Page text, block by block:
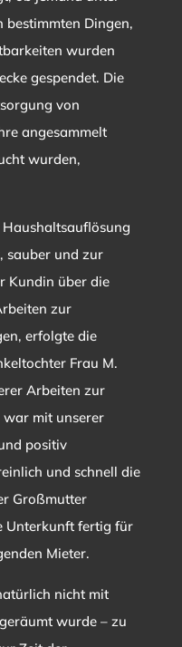
bestimmten Dingen,
wurden
gespendet. Die
von
angesammelt
wurden,
sauber und zur
Kundin über die
zur
erfolgte die
Frau M.
Arbeiten zur
war mit unserer
positiv
und schnell die
Großmutter
Unterkunft fertig für
Mieter.
nicht mit
wurde – zu